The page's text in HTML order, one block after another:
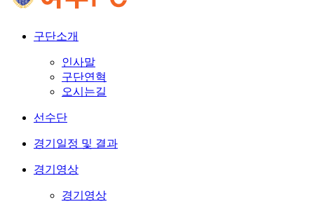
구단소개
인사말
구단연혁
오시는길
선수단
경기일정 및 결과
경기영상
경기영상